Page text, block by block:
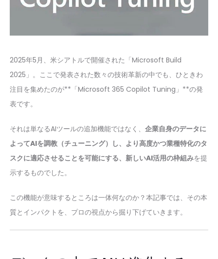
2025年5月、米シアトルで開催された「Microsoft Build
2025」。ここで発表された数々の技術革新の中でも、ひときわ
注目を集めたのが**「Microsoft 365 Copilot Tuning」**の発
表です。
それは単なるAIツールの追加機能ではなく、 企業自身のデータに
よってAIを調教（チューニング）し、より高度かつ業種特化のタ
スクに適応させることを可能にする、新しいAI活用の枠組みを提
示するものでした。
この機能が意味するところは一体何なのか？本記事では、その本
質とインパクトを、プロの視点から掘り下げていきます。